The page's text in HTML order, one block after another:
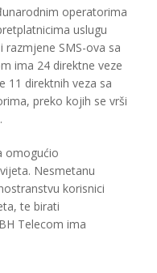
operatorima
uslugu
SMS-ova sa
ima 24 direktne veze
11 direktnih veza sa
preko kojih se vrši
omogućio
Nesmetanu
korisnici
te birati
Telecom ima